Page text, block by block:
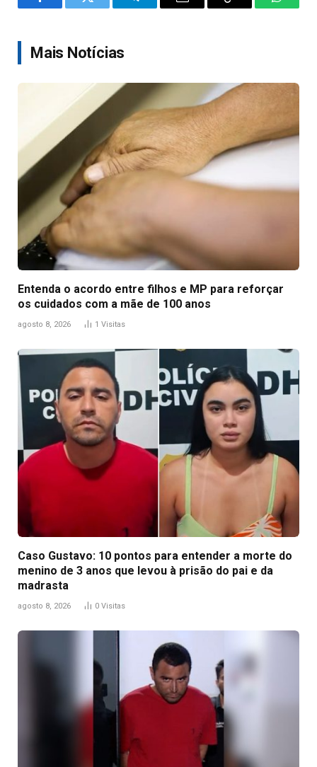
FacebookTwitter TelegramEmail
Copy
Mais Notícias
Entenda o acordo entre filhos e MP para reforçar
os cuidados com a mãe de 100 anos
agosto 8, 2026 1 Visitas
Caso Gustavo: 10 pontos para entender a morte do
menino de 3 anos que levou à prisão do pai e da
madrasta
agosto 8, 2026 0 Visitas